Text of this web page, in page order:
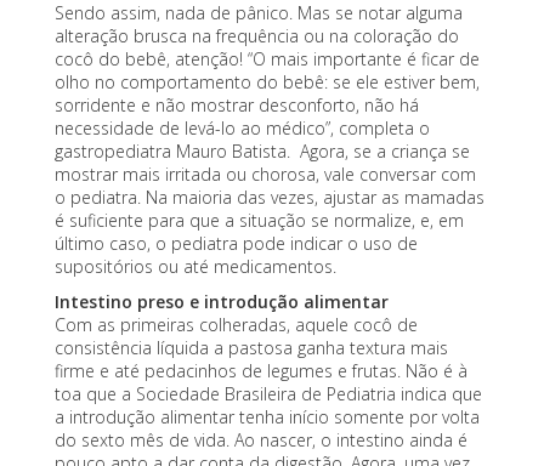
Sendo assim, nada de pânico. Mas se notar alguma
alteração brusca na frequência ou na coloração do
cocô do bebê, atenção! “O mais importante é ficar de
olho no comportamento do bebê: se ele estiver bem,
sorridente e não mostrar desconforto, não há
necessidade de levá-lo ao médico”, completa o
gastropediatra Mauro Batista. Agora, se a criança se
mostrar mais irritada ou chorosa, vale conversar com
o pediatra. Na maioria das vezes, ajustar as mamadas
é suficiente para que a situação se normalize, e, em
último caso, o pediatra pode indicar o uso de
supositórios ou até medicamentos.
Intestino preso e introdução alimentar
Com as primeiras colheradas, aquele cocô de
consistência líquida a pastosa ganha textura mais
firme e até pedacinhos de legumes e frutas. Não é à
toa que a Sociedade Brasileira de Pediatria indica que
a introdução alimentar tenha início somente por volta
do sexto mês de vida. Ao nascer, o intestino ainda é